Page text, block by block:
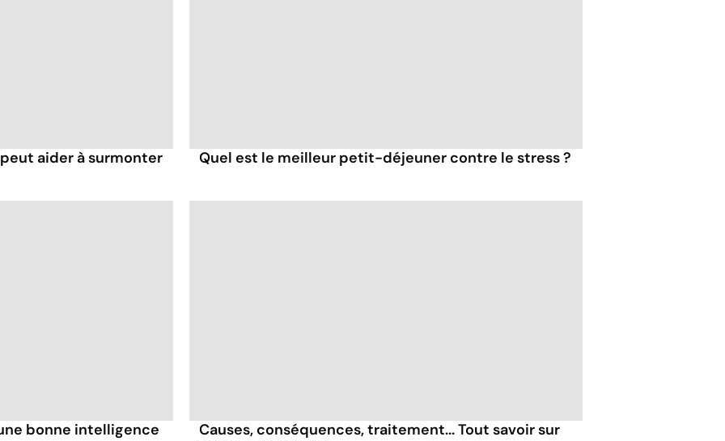
aider à surmonter
Quel est le meilleur petit-déjeuner contre le stress ?
bonne intelligence
Causes, conséquences, traitement... Tout savoir sur